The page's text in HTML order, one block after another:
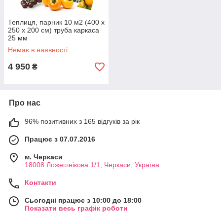
Теплиця, парник 10 м2 (400 x
250 х 200 см) труба каркаса
25 мм
Немає в наявності
4 950 ₴
Про нас
96% позитивних з 165 відгуків за рік
Працює з 07.07.2016
м. Черкаси
18008 Ложешнікова 1/1, Черкаси, Україна
Контакти
Сьогодні працює з 10:00 до 18:00
Показати весь графік роботи